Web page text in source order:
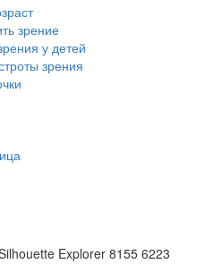
зрение
у детей
зрения
Explorer 8155 6223